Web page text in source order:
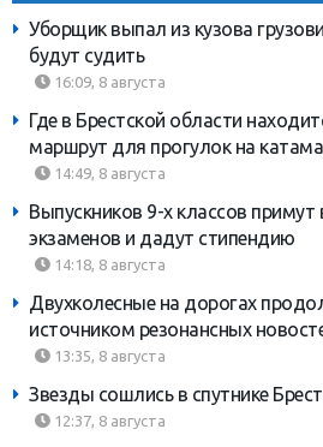
Уборщик выпал из кузова
будут судить
16:09, 8 августа
Где в Брестской области
маршрут для прогулок на
14:49, 8 августа
Выпускников 9-х классов
экзаменов и дадут стипендию
14:18, 8 августа
Двухколесные на дорогах
источником резонансных
13:35, 8 августа
Звезды сошлись в спутнике
12:37, 8 августа